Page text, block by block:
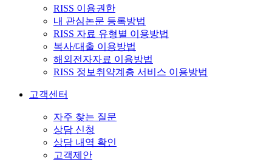
RISS 이용권한
내 관심논문 등록방법
RISS 자료 유형별 이용방법
복사/대출 이용방법
해외전자자료 이용방법
RISS 정보취약계층 서비스 이용방법
고객센터
자주 찾는 질문
상담 신청
상담 내역 확인
고객제안